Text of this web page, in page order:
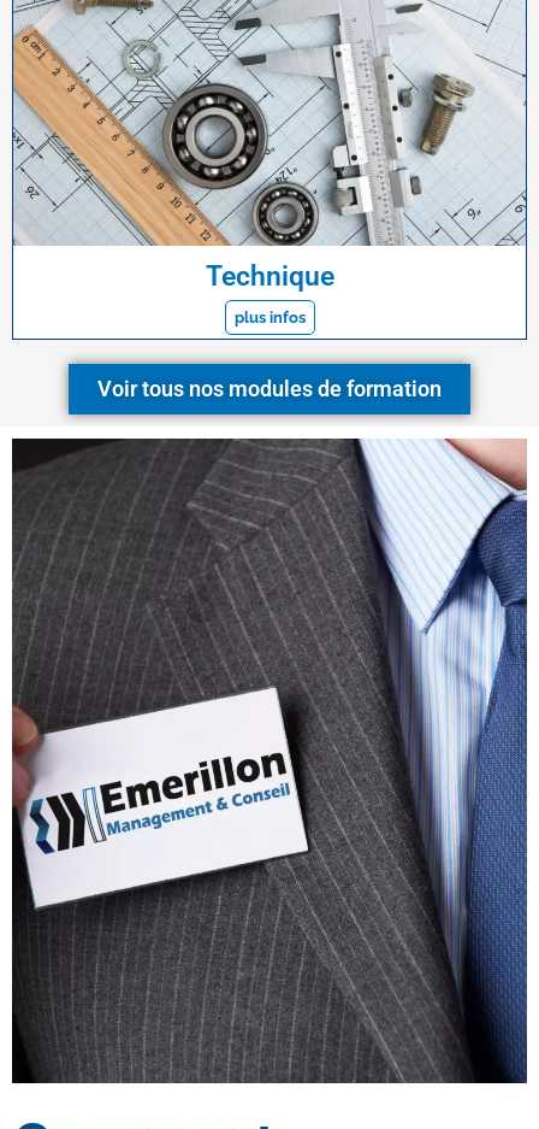
Technique
plus infos
Voir tous nos modules de formation